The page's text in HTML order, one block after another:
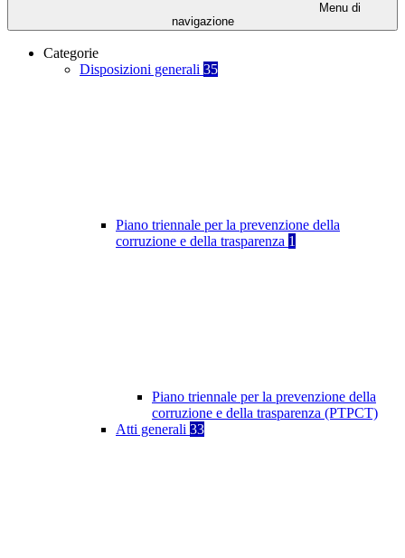
Menu di
navigazione
Categorie
Disposizioni generali 35
Piano triennale per la prevenzione della
corruzione e della trasparenza 1
Piano triennale per la prevenzione della
corruzione e della trasparenza (PTPCT)
Atti generali 33